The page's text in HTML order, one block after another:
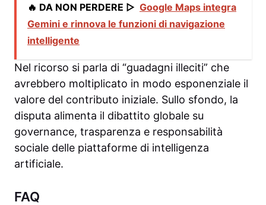
🔥 DA NON PERDERE ▷ Google Maps integra
Gemini e rinnova le funzioni di navigazione
intelligente
Nel ricorso si parla di “guadagni illeciti” che
avrebbero moltiplicato in modo esponenziale il
valore del contributo iniziale. Sullo sfondo, la
disputa alimenta il dibattito globale su
governance, trasparenza e responsabilità
sociale delle piattaforme di intelligenza
artificiale.
FAQ